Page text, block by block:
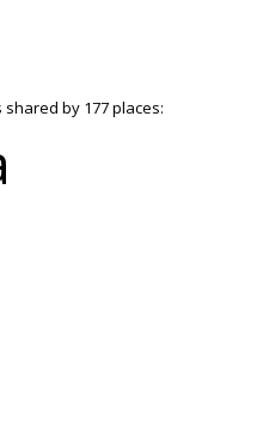
shared by 177 places: